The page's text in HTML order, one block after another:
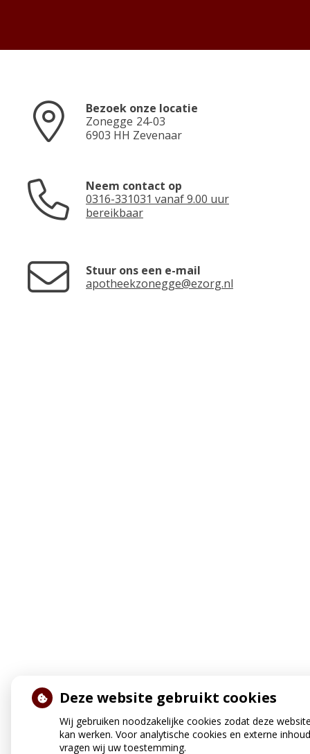
Bezoek onze locatie
Zonegge 24-03
6903 HH Zevenaar
Neem contact op
0316-331031 vanaf 9.00 uur
bereikbaar
Stuur ons een e-mail
apotheekzonegge@ezorg.nl
Deze website gebruikt cookies
Wij gebruiken noodzakelijke cookies zodat deze
kan werken. Voor analytische cookies en externe inhoud
vragen wij uw toestemming.